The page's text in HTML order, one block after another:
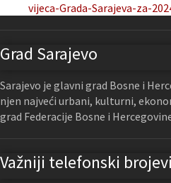
vijeca-Grada-Sarajeva-za-
Grad Sarajevo
Sarajevo je glavni grad Bosne i
njen najveći urbani, kulturni,
grad Federacije Bosne i
Važniji telefonski brojevi